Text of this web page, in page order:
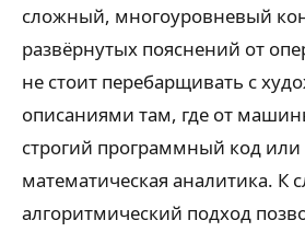
сложный, многоуровневый
развёрнутых пояснений от
не стоит перебарщивать с
описаниями там, где от
строгий программный код или
математическая аналитика. К
алгоритмический подход